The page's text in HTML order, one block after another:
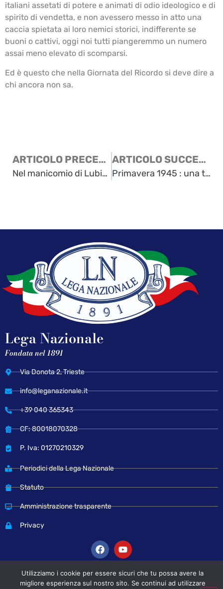
italiani assetati di potere e animati di odio ideologico e di
spirito di vendetta, e non avessero messo in atto una
caccia spietata ai loro nemici storici, indifferente se
buoni o cattivi, oggi noi tutti piangeremmo un numero
assai meno elevato di scomparsi.
Ed è questo che nella Giornata del Ricordo si deve dire a
chi ancora non sa.
ARTICOLO PRECEDENTE
Nel manicomio di Lubiana: la testimonianza di un reduce
ARTICOLO SUCCESSIVO
Primavera 1945 : una testimonianza di una giovane donna di allora, di una quasi novantenne di oggi (che non vuole dimenticare)
Lega Nazionale
Fondata nel 1891
Via Donota 2, Trieste
info@leganazionale.it
+39 040 365343
CF: 80018070328
P. Iva: 01270210329
Periodici della Lega Nazionale
Statuto
Amministrazione trasparente
Privacy
© Copyright 2024 Lega Nazionale
Utilizziamo i cookie per essere sicuri che tu possa avere la
migliore esperienza sul nostro sito. Se continui ad utilizzare